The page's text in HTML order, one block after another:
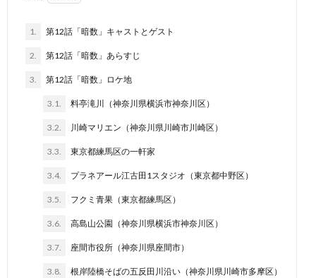
1. 第12話「暗数」キャストとゲスト
2. 第12話「暗数」あらすじ
3. 第12話「暗数」ロケ地
3.1. 料亭滝川（神奈川県横浜市神奈川区）
3.2. 川崎マリエン（神奈川県川崎市川崎区）
3.3. 東京都練馬区の一軒家
3.4. プラネアール江古田1スタジオ（東京都中野区）
3.5. フクミ青果（東京都練馬区）
3.6. 高島山公園（神奈川県横浜市神奈川区）
3.7. 座間市役所（神奈川県座間市）
3.8. 根岸陸橋そばの五反田川沿い（神奈川県川崎市多摩区）